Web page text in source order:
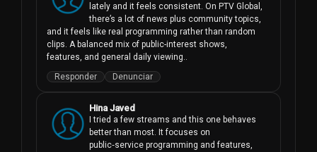
lately and it feels consistent. On PTV Global,
there’s a lot of news plus community topics,
and it feels like real programming rather than random
clips. A balanced mix of public-interest shows,
features, and general daily viewing..
Responder
Denunciar
Hina Javed
I tried a few streams and this one behaves
better than most. It focuses on
public‑service programming and features,